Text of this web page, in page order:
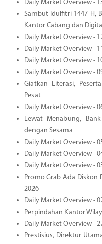
Daily Market Overview -
Sambut Idulfitri 1447 H,
Kantor Cabang dan
Daily Market Overview -
Daily Market Overview -
Daily Market Overview -
Daily Market Overview -
Giatkan Literasi,
Pesat
Daily Market Overview -
Lewat Menabung,
dengan Sesama
Daily Market Overview -
Daily Market Overview -
Daily Market Overview -
Promo Grab Ada Diskon
2026
Daily Market Overview -
Perpindahan Kantor
Daily Market Overview -
Prestisius, Direktur